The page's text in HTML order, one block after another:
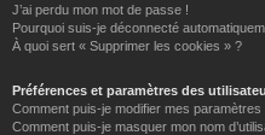
J’ai perdu mon mot de passe !
Pourquoi suis-je déconnecté
À quoi sert « Supprimer les cookies » ?
Préférences et paramètres des
Comment puis-je modifier mes paramètres
Comment puis-je masquer mon nom